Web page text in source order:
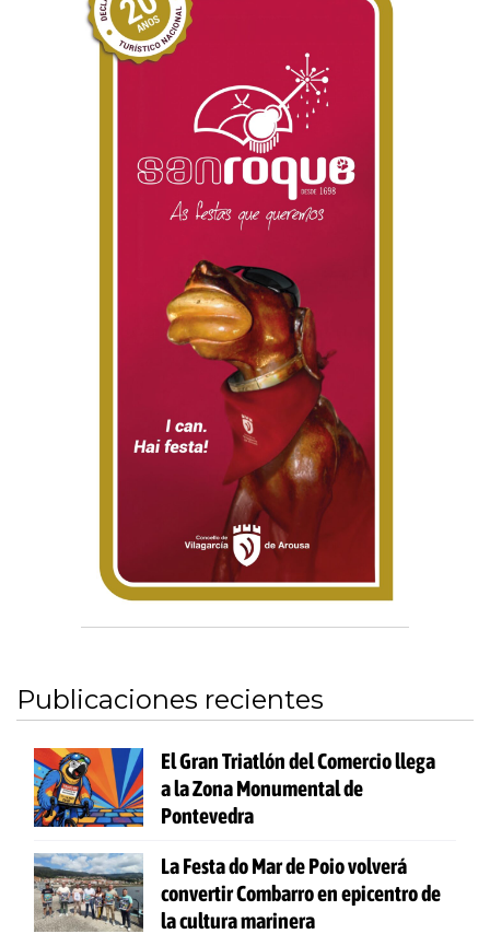
Publicaciones recientes
El Gran Triatlón del Comercio llega
a la Zona Monumental de
Pontevedra
La Festa do Mar de Poio volverá
convertir Combarro en epicentro de
la cultura marinera